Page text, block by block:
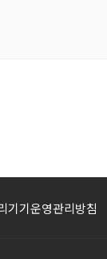
기기운영관리방침